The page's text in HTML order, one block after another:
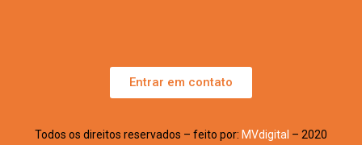
Entrar em contato
Todos os direitos reservados – feito por: MVdigital – 2020